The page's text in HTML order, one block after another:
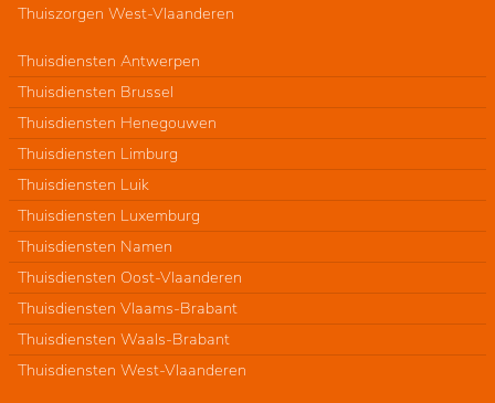
Thuiszorgen West-Vlaanderen
Thuisdiensten Antwerpen
Thuisdiensten Brussel
Thuisdiensten Henegouwen
Thuisdiensten Limburg
Thuisdiensten Luik
Thuisdiensten Luxemburg
Thuisdiensten Namen
Thuisdiensten Oost-Vlaanderen
Thuisdiensten Vlaams-Brabant
Thuisdiensten Waals-Brabant
Thuisdiensten West-Vlaanderen